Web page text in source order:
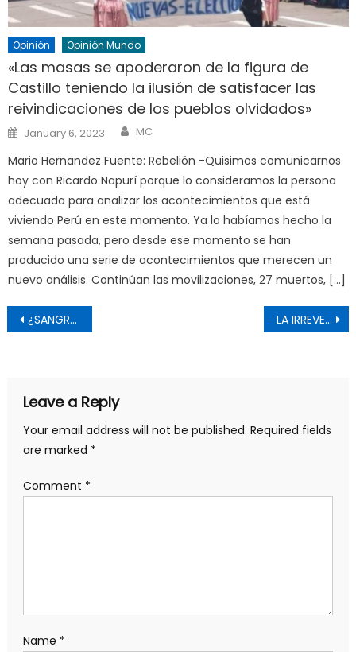
Opinión Opinión Mundo
«Las masas se apoderaron de la figura de
Castillo teniendo la ilusión de satisfacer las
reivindicaciones de los pueblos olvidados»
Posted
on
January 6, 2023 Author
MC
Mario Hernandez Fuente: Rebelión -Quisimos comunicarnos
hoy con Ricardo Napurí porque lo consideramos la persona
adecuada para analizar los acontecimientos que está
viviendo Perú en este momento. Ya lo habíamos hecho la
semana pasada, pero desde ese momento se han
producido una serie de acontecimientos que merecen un
nuevo análisis. Continúan las movilizaciones, 27 muertos, […]
Post
navigation
¿SANGRE NUEVA? LA IRREVERSIBLE (PERO LABORIOSA) CONSTRUCCION DE UN ORDEN MULTIPOLAR
Leave a Reply
Your email address will not be published. Required fields
are marked *
Comment *
Name *